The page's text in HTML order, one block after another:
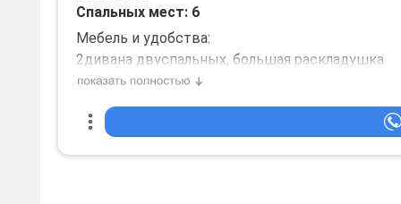
Спальных мест: 6
Мебель и удобства:
2дивана двуспальных, большая раскладушка
Квартира в центре города,от 2400/
мероприятия запрещены! Залог от 1000руб.